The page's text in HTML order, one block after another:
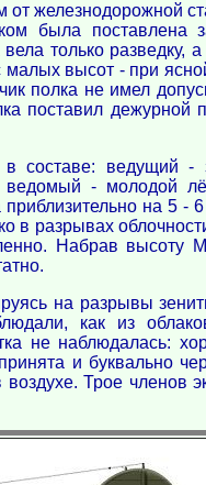
железнодорожной
была поставлена
только разведку,
высот - при
полка не имел
поставил дежурной
ведущий -
- молодой
на 5 -
в разрывах
Набрав высоту
на разрывы
как из
не наблюдалась:
и буквально
воздухе. Трое членов